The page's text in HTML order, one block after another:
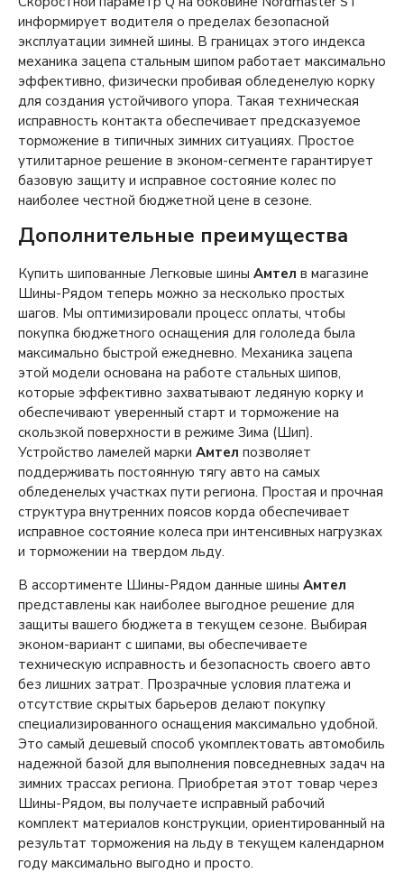
информирует водителя о пределах безопасной
эксплуатации зимней шины. В границах этого индекса
механика зацепа стальным шипом работает максимально
эффективно, физически пробивая обледенелую корку
для создания устойчивого упора. Такая техническая
исправность контакта обеспечивает предсказуемое
торможение в типичных зимних ситуациях. Простое
утилитарное решение в эконом-сегменте гарантирует
базовую защиту и исправное состояние колес по
наиболее честной бюджетной цене в сезоне.
Дополнительные преимущества
Купить шипованные Легковые шины Амтел в магазине
Шины-Рядом теперь можно за несколько простых
шагов. Мы оптимизировали процесс оплаты, чтобы
покупка бюджетного оснащения для гололеда была
максимально быстрой ежедневно. Механика зацепа
этой модели основана на работе стальных шипов,
которые эффективно захватывают ледяную корку и
обеспечивают уверенный старт и торможение на
скользкой поверхности в режиме Зима (Шип).
Устройство ламелей марки Амтел позволяет
поддерживать постоянную тягу авто на самых
обледенелых участках пути региона. Простая и прочная
структура внутренних поясов корда обеспечивает
исправное состояние колеса при интенсивных нагрузках
и торможении на твердом льду.
В ассортименте Шины-Рядом данные шины Амтел
представлены как наиболее выгодное решение для
защиты вашего бюджета в текущем сезоне. Выбирая
эконом-вариант с шипами, вы обеспечиваете
техническую исправность и безопасность своего авто
без лишних затрат. Прозрачные условия платежа и
отсутствие скрытых барьеров делают покупку
специализированного оснащения максимально удобной.
Это самый дешевый способ укомплектовать автомобиль
надежной базой для выполнения повседневных задач на
зимних трассах региона. Приобретая этот товар через
Шины-Рядом, вы получаете исправный рабочий
комплект материалов конструкции, ориентированный на
результат торможения на льду в текущем календарном
году максимально выгодно и просто.